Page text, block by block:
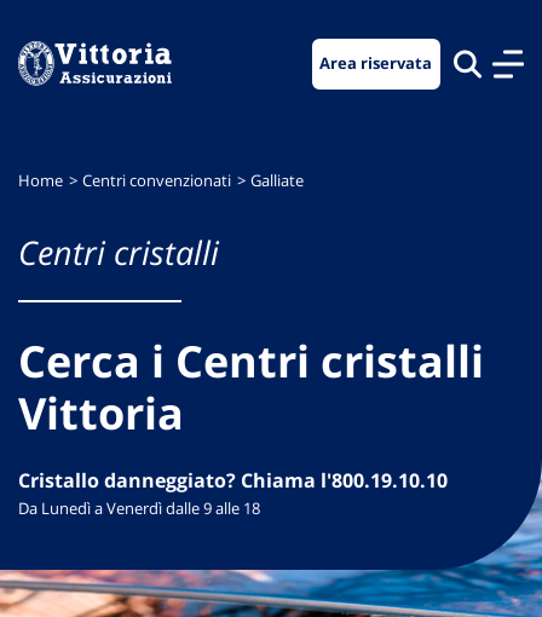
menu
contenuto
footer
Area riservata
Home Centri convenzionati Galliate
Centri cristalli
Cerca i Centri cristalli
Vittoria
Cristallo danneggiato? Chiama l'800.19.10.10
Da Lunedì a Venerdì dalle 9 alle 18